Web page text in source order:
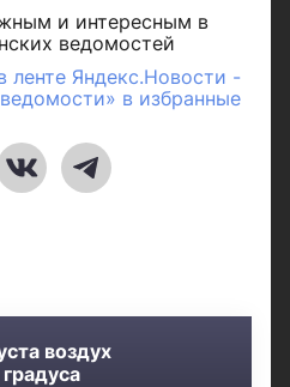
и интересным в
ведомостей
ленте Яндекс.Новости -
в избранные
воздух